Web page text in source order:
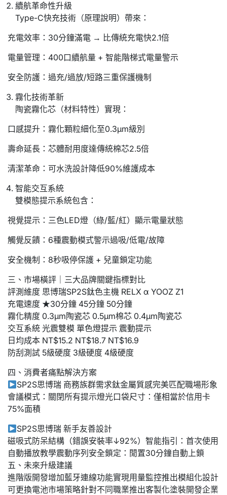
續航革命性升級
Type-C快充技術（原理說明）帶來：
充電效率：30分鐘滿電 → 比傳統充電快2.1倍
電量管理：400口續航量 + 智能階梯式電量警示
安全防護：過充/過放/短路三重保護機制
霧化技術革新
陶瓷霧化芯（材料特性）實現：
口感提升：霧化顆粒細化至0.3μm級別
壽命延長：芯體耐用度達傳統棉芯2.5倍
清潔革命：可水洗設計降低90%維護成本
智能交互系統
雙模態提示系統包含：
視覺提示：三色LED燈（綠/藍/紅）顯示電量狀態
觸覺反饋：6種震動模式警示過吸/低電/故障
安全機制：8秒吸停保護 + 兒童鎖定功能
三、市場橫評｜三大品牌關鍵指標對比
評測維度 思博瑞SP2S鈦色主機 RELX α YOOZ Z1
充電速度 ★30分鐘 45分鐘 50分鐘
霧化精度 0.3μm陶瓷芯 0.5μm棉芯 0.4μm陶瓷芯
交互系統 光震雙模 單色燈提示 震動提示
日均成本 NT$15.2 NT$18.7 NT$16.9
防刮測試 5級硬度 3級硬度 4級硬度
四、消費者痛點解決方案
SP2S思博瑞 商務族群需求鈦金屬質感完美匹配職場形象
會議模式：關閉所有提示燈光口袋尺寸：僅相當於信用卡
75%面積
SP2S思博瑞 新手友善設計
磁吸式防呆結構（錯誤安裝率↓92%）智能指引：首次使用
自動播放教學震動序列安全鎖定：閒置30分鐘自動上鎖
五、未來升級建議
進階版開發增加藍牙連線功能實現用量監控推出模組化設計
可更換電池市場策略針對不同職業推出客製化塗裝開發企業